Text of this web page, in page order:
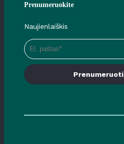
Prenumeruokite
Naujienlaiškis
Prenumeruoti